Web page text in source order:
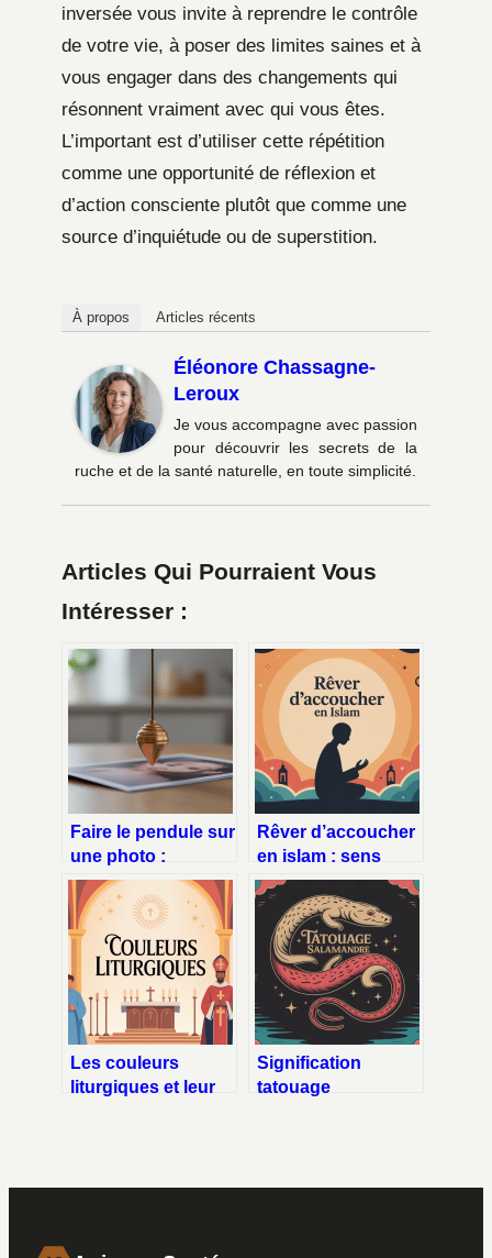
inversée vous invite à reprendre le contrôle
de votre vie, à poser des limites saines et à
vous engager dans des changements qui
résonnent vraiment avec qui vous êtes.
L’important est d’utiliser cette répétition
comme une opportunité de réflexion et
d’action consciente plutôt que comme une
source d’inquiétude ou de superstition.
À propos Articles récents
Éléonore Chassagne-
Leroux
Je vous accompagne avec passion
pour découvrir les secrets de la
ruche et de la santé naturelle, en toute simplicité.
Articles Qui Pourraient Vous
Intéresser :
Faire le pendule sur
une photo :
méthodes, erreurs
et astuces clés
Rêver d’accoucher
en islam : sens
profond et
explications
complètes
Les couleurs
liturgiques et leur
Signification
tatouage
inspirations